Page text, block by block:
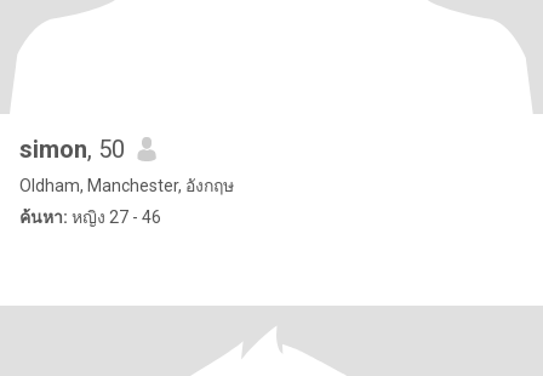
simon, 50
Oldham, Manchester, อังกฤษ
ค้นหา: หญิง 27 - 46